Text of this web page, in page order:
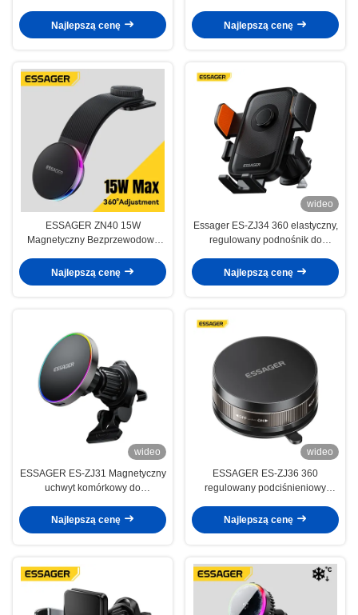
z bezprzewodowym ładowarką
15W 360 rotacji
Najlepszą cenę
Najlepszą cenę
ESSAGER ZN40 15W
Magnetyczny Bezprzewodowy
Ładowaniem i Obracaniem 360°
Najlepszą cenę
wideo
Essager ES-ZJ34 360 elastyczny,
regulowany podnośnik do
Najlepszą cenę
wideo
ESSAGER ES-ZJ31 Magnetyczny
uchwyt komórkowy do
Najlepszą cenę
wideo
ESSAGER ES-ZJ36 360
regulowany podciśnieniowy
Najlepszą cenę